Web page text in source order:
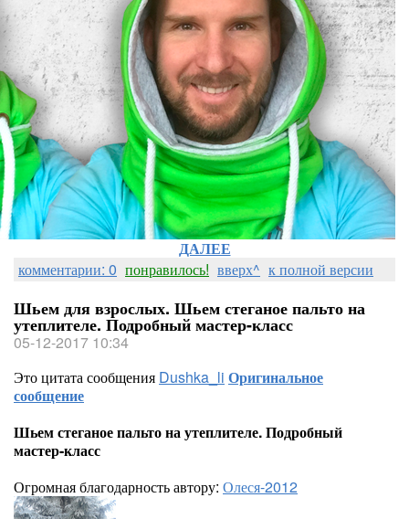
ДАЛЕЕ
комментарии: 0 понравилось! вверх^ к полной версии
Шьем для взрослых. Шьем стеганое пальто на
утеплителе. Подробный мастер-класс
05-12-2017 10:34
Это цитата сообщения Dushka_li Оригинальное
сообщение
Шьем стеганое пальто на утеплителе. Подробный
мастер-класс
Огромная благодарность автору: Олеся-2012